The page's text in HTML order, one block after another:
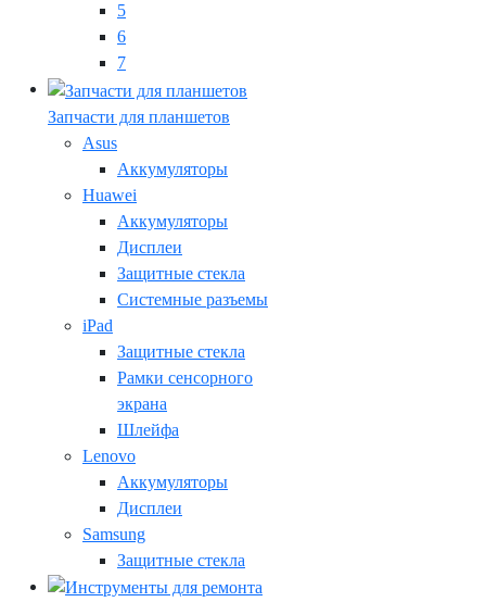
5
6
7
Запчасти для планшетов
Asus
Аккумуляторы
Huawei
Аккумуляторы
Дисплеи
Защитные стекла
Системные разъемы
iPad
Защитные стекла
Рамки сенсорного
экрана
Шлейфа
Lenovo
Аккумуляторы
Дисплеи
Samsung
Защитные стекла